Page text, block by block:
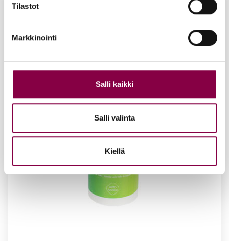
Tilastot
Markkinointi
Salli kaikki
Salli valinta
Kiellä